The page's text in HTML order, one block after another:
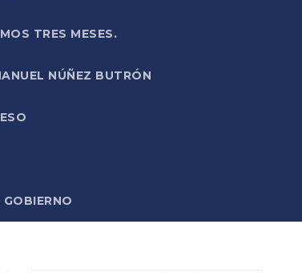
TRES MESES.
NÚÑEZ BUTRÓN